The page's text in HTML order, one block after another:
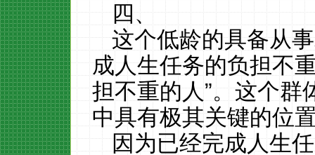
四、
这个低龄的具备从
成人生任务的负担不
担不重的人”。这个群
中具有极其关键的位
因为已经完成人生